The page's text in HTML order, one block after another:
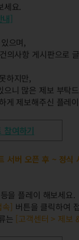
세요.
]
으며,
의사항 게시판으로
하지만,
으니 많은 제보 부탁
게 제보해주신 플
참여하기
서버 오픈 후 ~ 정식
을 플레이 해보세요.
] 버튼을 클릭하여
는 [고객센터 > 제보